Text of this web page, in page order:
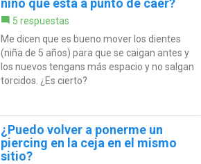
5 respuestas
Me dicen que es bueno mover los dientes
(niña de 5 años) para que se caigan antes y
los nuevos tengans más espacio y no salgan
torcidos. ¿Es cierto?
¿Puedo volver a ponerme un
piercing en la ceja en el mismo
sitio?